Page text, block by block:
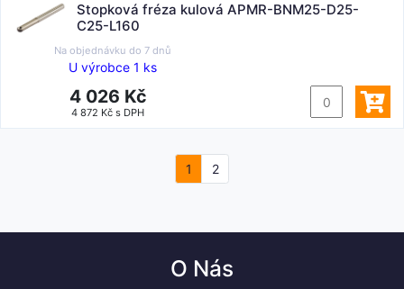
Stopková fréza kulová APMR-BNM25-D25-
C25-L160
Na objednávku do 7 dnů
U výrobce 1 ks
4 026 Kč
4 872 Kč s DPH
1 2
O Nás